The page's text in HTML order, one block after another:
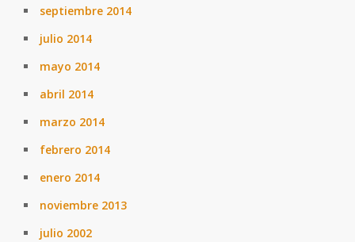
septiembre 2014
julio 2014
mayo 2014
abril 2014
marzo 2014
febrero 2014
enero 2014
noviembre 2013
julio 2002